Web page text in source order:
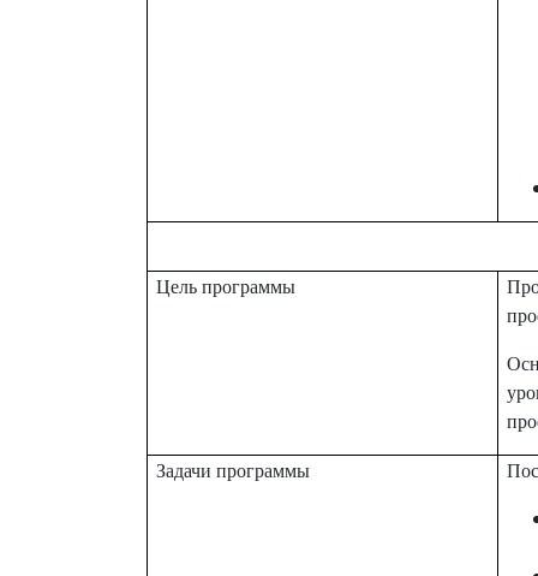
Цель программы
Задачи программы